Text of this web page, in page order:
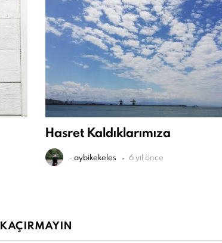
Hasret Kaldıklarımıza
-aybikekeles 6 yıl önce
KAÇIRMAYIN